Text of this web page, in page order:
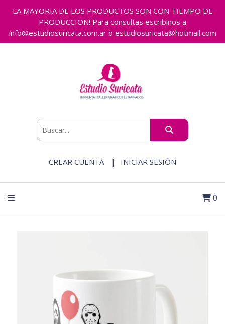
LA MAYORIA DE LOS PRODUCTOS SON CON TIEMPO DE
PRODUCCION! Para consultas escribinos a
info@estudiosuricata.com.ar ó estudiosuricata@hotmail.com
CREAR CUENTA INICIAR SESIÓN
0